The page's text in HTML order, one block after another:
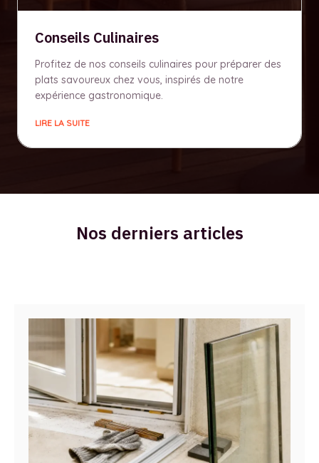
Conseils Culinaires
Profitez de nos conseils culinaires pour préparer des
plats savoureux chez vous, inspirés de notre
expérience gastronomique.
LIRE LA SUITE
Nos derniers articles